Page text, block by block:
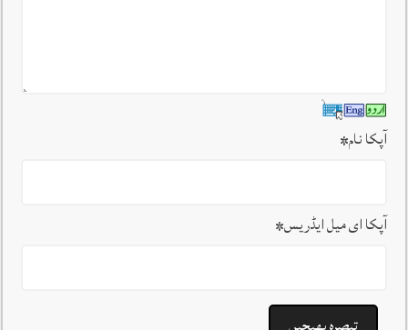
آپکا نام*
آپکا ای میل ایڈریس*